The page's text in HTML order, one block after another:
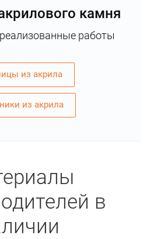
камня
работы
из акрила
из акрила
в